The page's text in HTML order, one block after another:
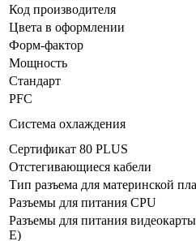
Код производителя
Цвета в оформлении
Форм-фактор
Мощность
Стандарт
PFC
Система охлаждения
Сертификат 80 PLUS
Отстегивающиеся кабели
Тип разъема для материнской
Разъемы для питания CPU
Разъемы для питания
E)